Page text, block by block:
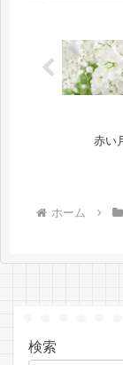
赤い
ホーム
検索